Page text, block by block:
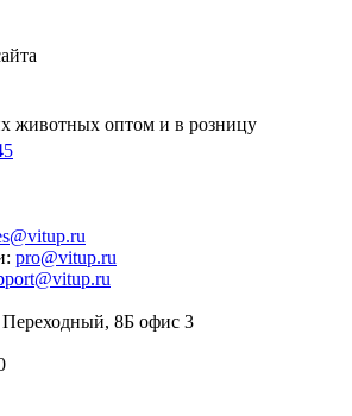
животных оптом и в розницу
pro@vitup.ru
Переходный, 8Б офис 3